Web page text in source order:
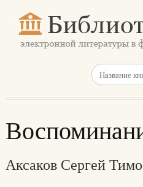
Аксаков Сергей